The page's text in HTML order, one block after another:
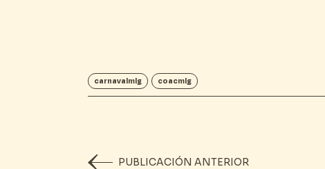
carnavalmlg coacmlg
PUBLICACIÓN ANTERIOR